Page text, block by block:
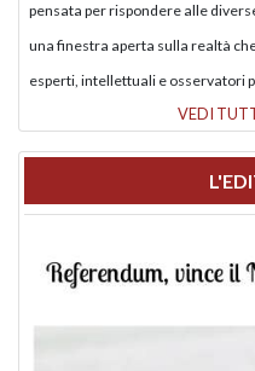
pensata per rispondere alle
una finestra aperta sulla realtà
esperti, intellettuali e osservatori
VEDI